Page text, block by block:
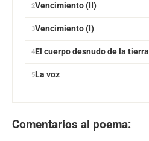
Vencimiento (II)
Vencimiento (I)
El cuerpo desnudo de la tierra
La voz
Comentarios al poema: